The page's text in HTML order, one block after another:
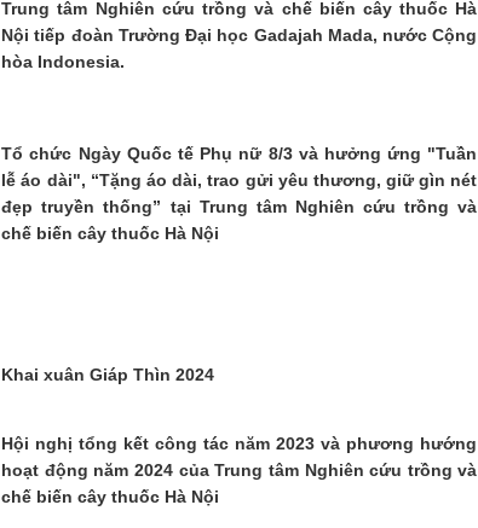
Trung tâm Nghiên cứu trồng và chế biến cây thuốc Hà
Nội tiếp đoàn Trường Đại học Gadajah Mada, nước Cộng
hòa Indonesia.
Tổ chức Ngày Quốc tế Phụ nữ 8/3 và hưởng ứng "Tuần
lễ áo dài", “Tặng áo dài, trao gửi yêu thương, giữ gìn nét
đẹp truyền thống” tại Trung tâm Nghiên cứu trồng và
chế biến cây thuốc Hà Nội
Khai xuân Giáp Thìn 2024
Hội nghị tổng kết công tác năm 2023 và phương hướng
hoạt động năm 2024 của Trung tâm Nghiên cứu trồng và
chế biến cây thuốc Hà Nội